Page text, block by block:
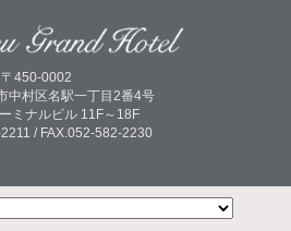
〒450-0002
中村区名駅一丁目2番4号
ミナルビル 11F～18F
/ FAX.052-582-2230